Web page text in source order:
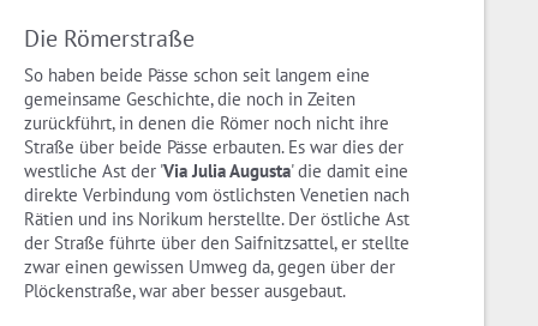
Die Römerstraße
So haben beide Pässe schon seit langem eine
gemeinsame Geschichte, die noch in Zeiten
zurückführt, in denen die Römer noch nicht ihre
Straße über beide Pässe erbauten. Es war dies der
westliche Ast der 'Via Julia Augusta' die damit eine
direkte Verbindung vom östlichsten Venetien nach
Rätien und ins Norikum herstellte. Der östliche Ast
der Straße führte über den Saifnitzsattel, er stellte
zwar einen gewissen Umweg da, gegen über der
Plöckenstraße, war aber besser ausgebaut.